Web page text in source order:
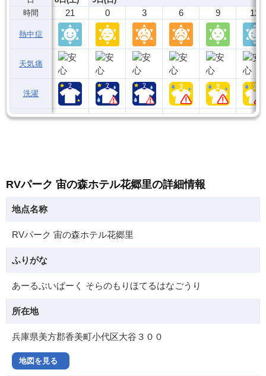
時間
熱中症
天気痛
洗濯
21 0 3 6 9 12
RVパーク 宙の森ホテル花郷里の詳細情報
地点名称
RVパーク 宙の森ホテル花郷里
ふりがな
あーるぶいぱーく そらのもりほてるはなごうり
所在地
兵庫県美方郡香美町小代区大谷３００
地図を見る